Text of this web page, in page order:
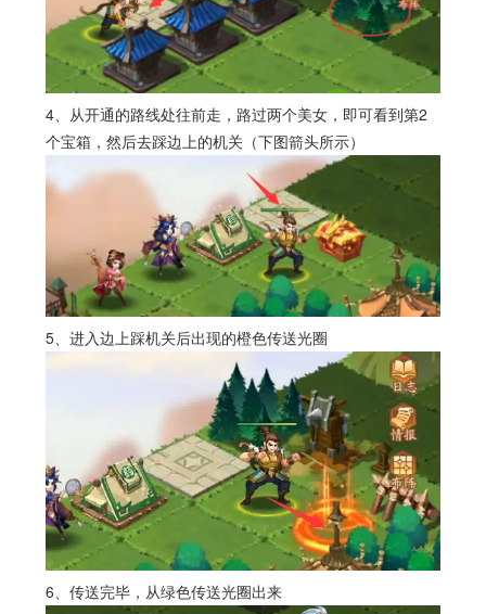
4、从开通的路线处往前走，路过两个美女，即可看到第2
个宝箱，然后去踩边上的机关（下图箭头所示）
5、进入边上踩机关后出现的橙色传送光圈
6、传送完毕，从绿色传送光圈出来